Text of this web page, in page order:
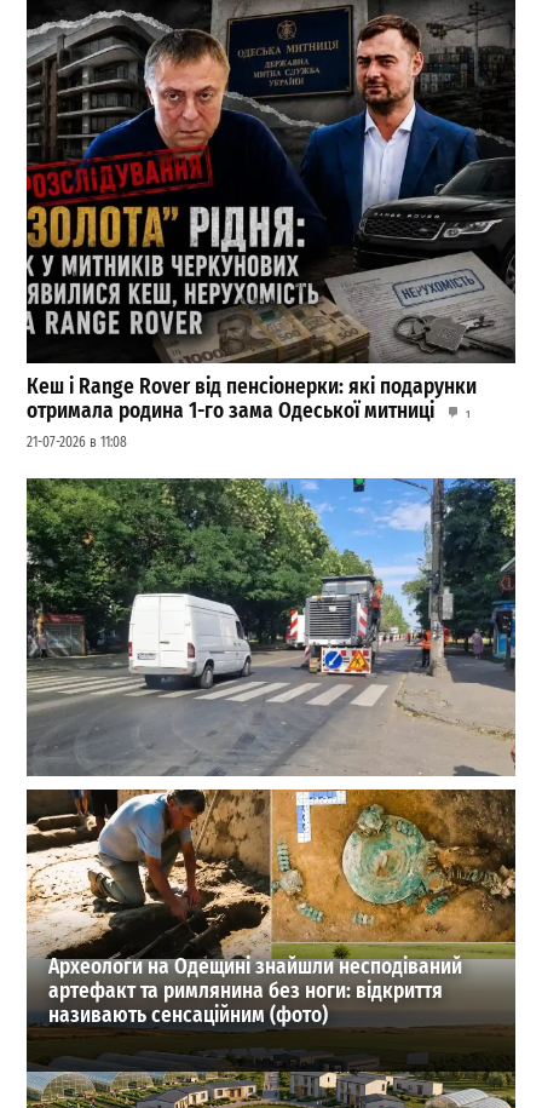
Кеш і Range Rover від пенсіонерки: які подарунки
отримала родина 1-го зама Одеської митниці
1
21-07-2026 в 11:08
На головній автомагістралі селища Котовського
розпочався ремонт: можливі затори
0
28-07-2026 в 13:29
ВИБІР РЕДАКЦІЇ
Археологи на Одещині знайшли несподіваний
артефакт та римлянина без ноги: відкриття
називають сенсаційним (фото)